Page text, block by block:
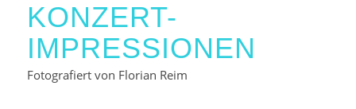
KONZERT-
IMPRESSIONEN
Fotografiert von Florian Reim